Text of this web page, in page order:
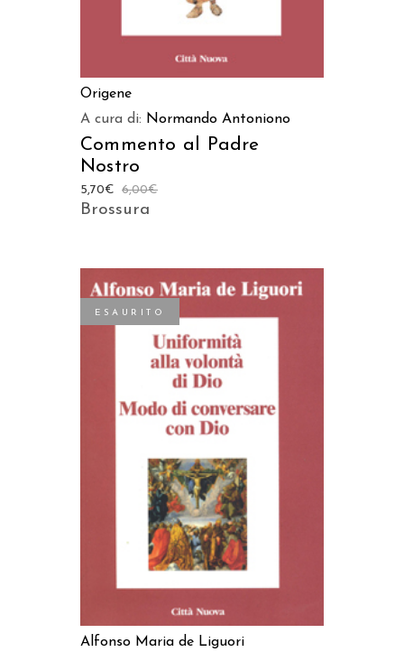
Origene
A cura di: Normando Antoniono
Commento al Padre
Nostro
6,00€
5,70€
Brossura
ESAURITO
Alfonso Maria de Liguori